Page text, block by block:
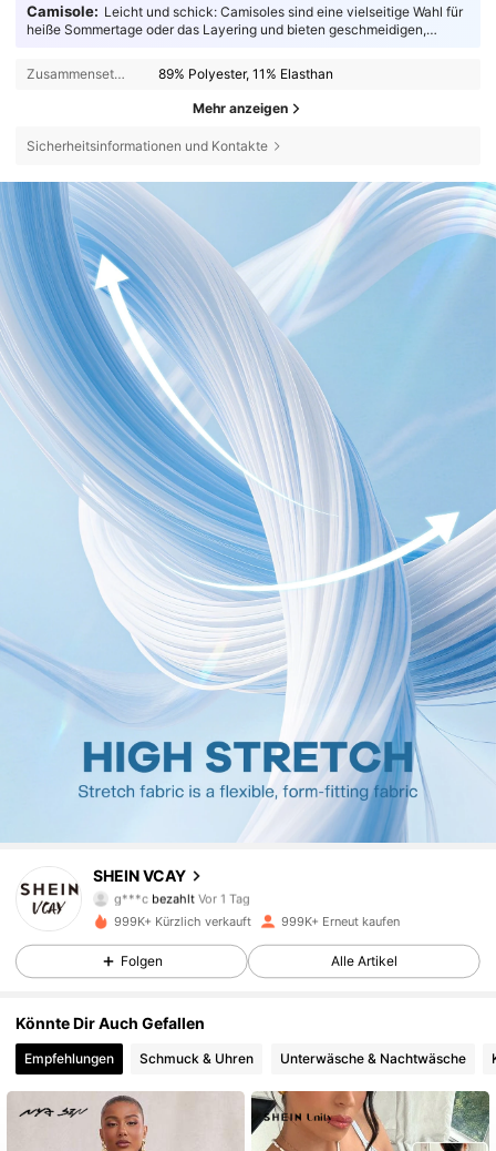
Camisole: Leicht und schick: Camisoles sind eine vielseitige Wahl für
heiße Sommertage oder das Layering und bieten geschmeidigen,
Zusammensetzung:
89% Polyester, 11% Elasthan
Mehr anzeigen
Sicherheitsinformationen und Kontakte
SHEIN VCAY
g***cbezahltVor 1 Tag
3***3 istVor 6 Stunden
999K+ Kürzlich verkauft 999K+ Erneut kaufen
Folgen Alle Artikel
Könnte Dir Auch Gefallen
Empfehlungen Schmuck & Uhren Unterwäsche & Nachtwäsche